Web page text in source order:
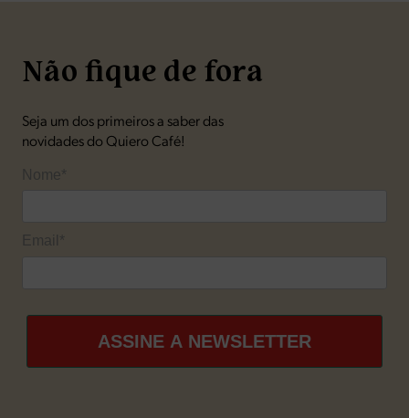
Não fique de fora
Seja um dos primeiros a saber das
novidades do Quiero Café!
Nome*
Email*
ASSINE A NEWSLETTER